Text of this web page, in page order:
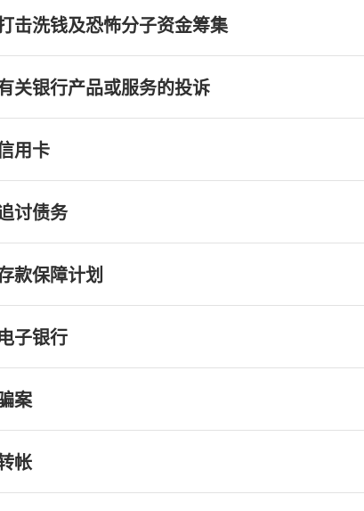
击洗钱及恐怖分子资金筹集
关银行产品或服务的投诉
用卡
讨债务
款保障计划
子银行
案
帐